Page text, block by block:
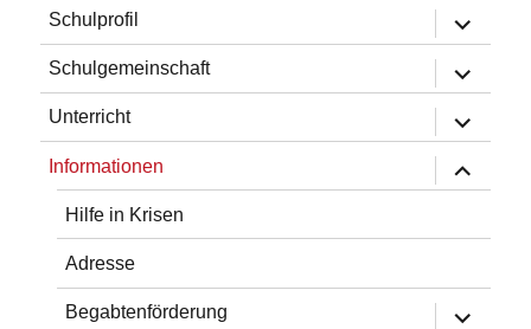
Schulprofil
öffnen
Schulgemeinschaft
öffnen
Unterricht
öffnen
Informationen
öffnen
Hilfe in Krisen
Adresse
Begabtenförderung